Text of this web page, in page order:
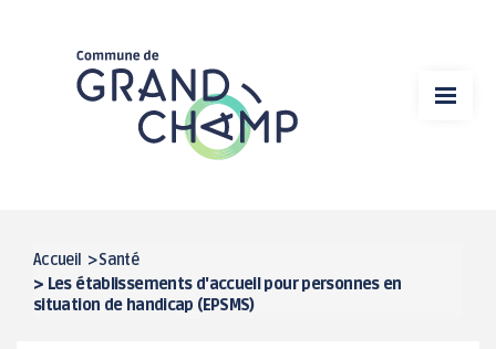
contenu
principal
MA MAIRIE
VIE ÉCONOMIQUE
SPORT
CULTURE
FIL
Accueil >Santé
> Les établissements d'accueil pour personnes en
situation de handicap (EPSMS)